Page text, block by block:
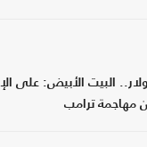
دولار.. البيت الأبيض: على
مهاجمة ترامب